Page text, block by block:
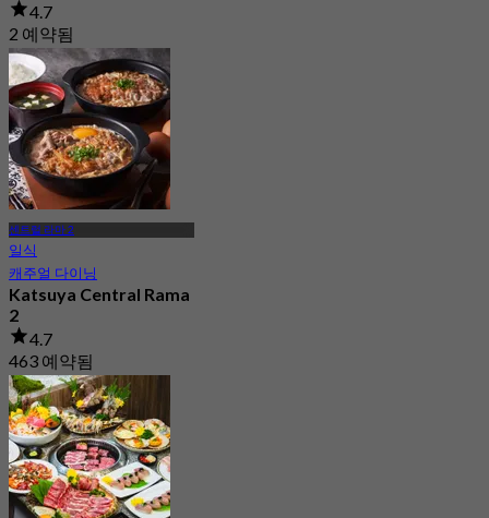
4.7
2 예약됨
에서฿ 416.66
센트럴 라마 2
일식
캐주얼 다이닝
Katsuya Central Rama
2
4.7
463 예약됨
에서฿ 237.5